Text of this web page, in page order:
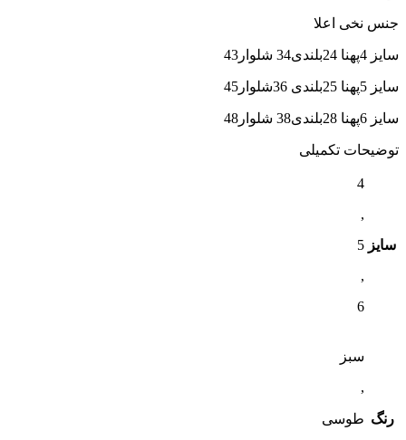
جنس نخی اعلا
سایز 4پهنا 24بلندی34 شلوار43
سایز 5پهنا 25بلندی 36شلوار45
سایز 6پهنا 28بلندی38 شلوار48
توضیحات تکمیلی
سایز
4
,
5
,
6
رنگ
سبز
,
طوسی